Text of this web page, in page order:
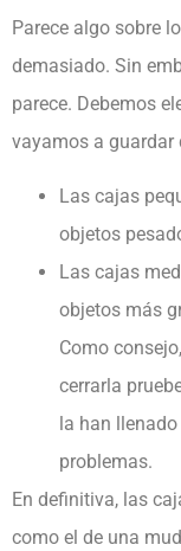
Parece algo sobre
demasiado. Sin
parece. Debemos
vayamos a guardar
Las cajas
objetos
Las cajas
objetos más
Como
cerrarla
la han
problemas.
En definitiva, las
como el de una